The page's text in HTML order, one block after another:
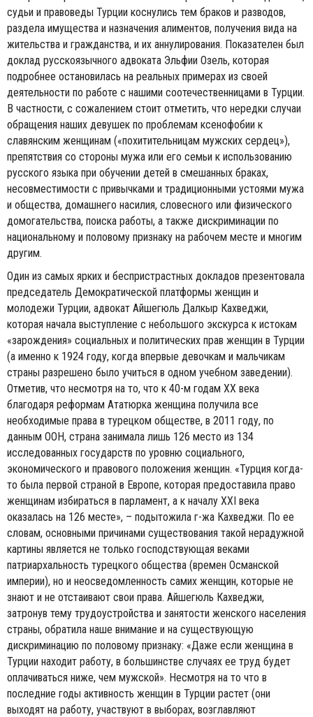
судьи и правоведы Турции коснулись тем браков и разводов,
раздела имущества и назначения алиментов, получения вида на
жительства и гражданства, и их аннулирования. Показателен был
доклад русскоязычного адвоката Эльфии Озель, которая
подробнее остановилась на реальных примерах из своей
деятельности по работе с нашими соотечественницами в Турции.
В частности, с сожалением стоит отметить, что нередки случаи
обращения наших девушек по проблемам ксенофобии к
славянским женщинам («похитительницам мужских сердец»),
препятствия со стороны мужа или его семьи к использованию
русского языка при обучении детей в смешанных браках,
несовместимости с привычками и традиционными устоями мужа
и общества, домашнего насилия, словесного или физического
домогательства, поиска работы, а также дискриминации по
национальному и половому признаку на рабочем месте и многим
другим.
Один из самых ярких и беспристрастных докладов презентовала
председатель Демократической платформы женщин и
молодежи Турции, адвокат Айшегюль Далкыр Кахведжи,
которая начала выступление с небольшого экскурса к истокам
«зарождения» социальных и политических прав женщин в Турции
(а именно к 1924 году, когда впервые девочкам и мальчикам
страны разрешено было учиться в одном учебном заведении).
Отметив, что несмотря на то, что к 40-м годам XX века
благодаря реформам Ататюрка женщина получила все
необходимые права в турецком обществе, в 2011 году, по
данным ООН, страна занимала лишь 126 место из 134
исследованных государств по уровню социального,
экономического и правового положения женщин. «Турция когда-
то была первой страной в Европе, которая предоставила право
женщинам избираться в парламент, а к началу XXI века
оказалась на 126 месте», – подытожила г-жа Кахведжи. По ее
словам, основными причинами существования такой нерадужной
картины является не только господствующая веками
патриархальность турецкого общества (времен Османской
империи), но и неосведомленность самих женщин, которые не
знают и не отстаивают свои права. Айшегюль Кахведжи,
затронув тему трудоустройства и занятости женского населения
страны, обратила наше внимание и на существующую
дискриминацию по половому признаку: «Даже если женщина в
Турции находит работу, в большинстве случаях ее труд будет
оплачиваться ниже, чем мужской». Несмотря на то что в
последние годы активность женщин в Турции растет (они
выходят на работу, участвуют в выборах, возглавляют